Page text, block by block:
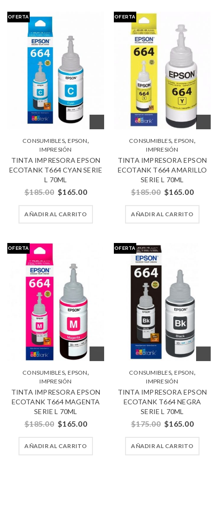
OFERTA
CONSUMIBLES,EPSON,
IMPRESIÓN
TINTA IMPRESORA EPSON
ECOTANK T664 CYAN SERIE
L 70ML
$185.00 $165.00
AÑADIR AL CARRITO
OFERTA
CONSUMIBLES,EPSON,
IMPRESIÓN
TINTA IMPRESORA EPSON
ECOTANK T664 AMARILLO
SERIE L 70ML
$185.00 $165.00
AÑADIR AL CARRITO
OFERTA
CONSUMIBLES,EPSON,
IMPRESIÓN
TINTA IMPRESORA EPSON
ECOTANK T664 MAGENTA
SERIE L 70ML
$185.00 $165.00
AÑADIR AL CARRITO
OFERTA
CONSUMIBLES,EPSON,
IMPRESIÓN
TINTA IMPRESORA EPSON
ECOTANK T664 NEGRA
SERIE L 70ML
$175.00 $165.00
AÑADIR AL CARRITO